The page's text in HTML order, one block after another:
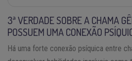
3ª VERDADE SOBRE A CHAMA
POSSUEM UMA CONEXÃO
Há uma forte conexão psíquica entre